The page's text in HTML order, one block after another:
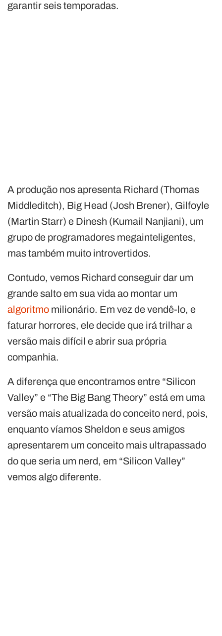
garantir seis temporadas.
A produção nos apresenta Richard (Thomas
Middleditch), Big Head (Josh Brener), Gilfoyle
(Martin Starr) e Dinesh (Kumail Nanjiani), um
grupo de programadores megainteligentes,
mas também muito introvertidos.
Contudo, vemos Richard conseguir dar um
grande salto em sua vida ao montar um
algoritmo milionário. Em vez de vendê-lo, e
faturar horrores, ele decide que irá trilhar a
versão mais difícil e abrir sua própria
companhia.
A diferença que encontramos entre “Silicon
Valley” e “The Big Bang Theory” está em uma
versão mais atualizada do conceito nerd, pois,
enquanto víamos Sheldon e seus amigos
apresentarem um conceito mais ultrapassado
do que seria um nerd, em “Silicon Valley”
vemos algo diferente.